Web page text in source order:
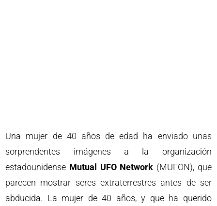
Una mujer de 40 años de edad ha enviado unas
sorprendentes imágenes a la organización
estadounidense Mutual UFO Network (MUFON), que
parecen mostrar seres extraterrestres antes de ser
abducida. La mujer de 40 años, y que ha querido